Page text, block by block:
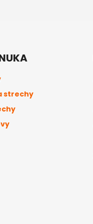
strechy